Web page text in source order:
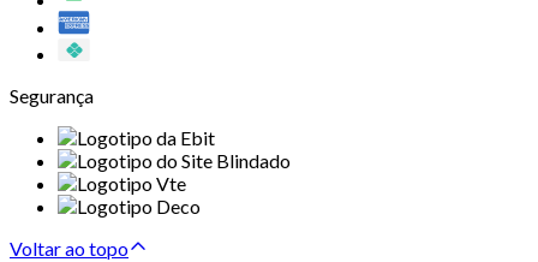
Segurança
Voltar ao topo